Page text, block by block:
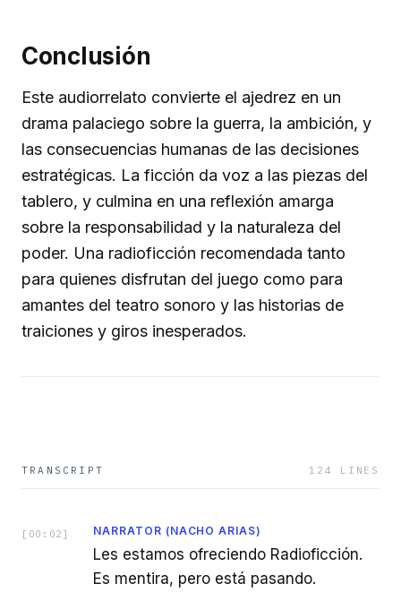
Conclusión
Este audiorrelato convierte el ajedrez en un
drama palaciego sobre la guerra, la ambición, y
las consecuencias humanas de las decisiones
estratégicas. La ficción da voz a las piezas del
tablero, y culmina en una reflexión amarga
sobre la responsabilidad y la naturaleza del
poder. Una radioficción recomendada tanto
para quienes disfrutan del juego como para
amantes del teatro sonoro y las historias de
traiciones y giros inesperados.
TRANSCRIPT 124 LINES
[ 00:02 ] NARRATOR (NACHO ARIAS)
Les estamos ofreciendo Radioficción.
Es mentira, pero está pasando.